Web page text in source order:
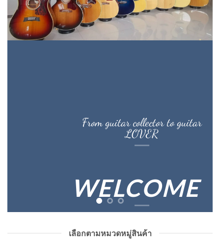
From guitar collector to guitar
LOVER
WELCOME
เลือกตามหมวดหมู่สินค้า